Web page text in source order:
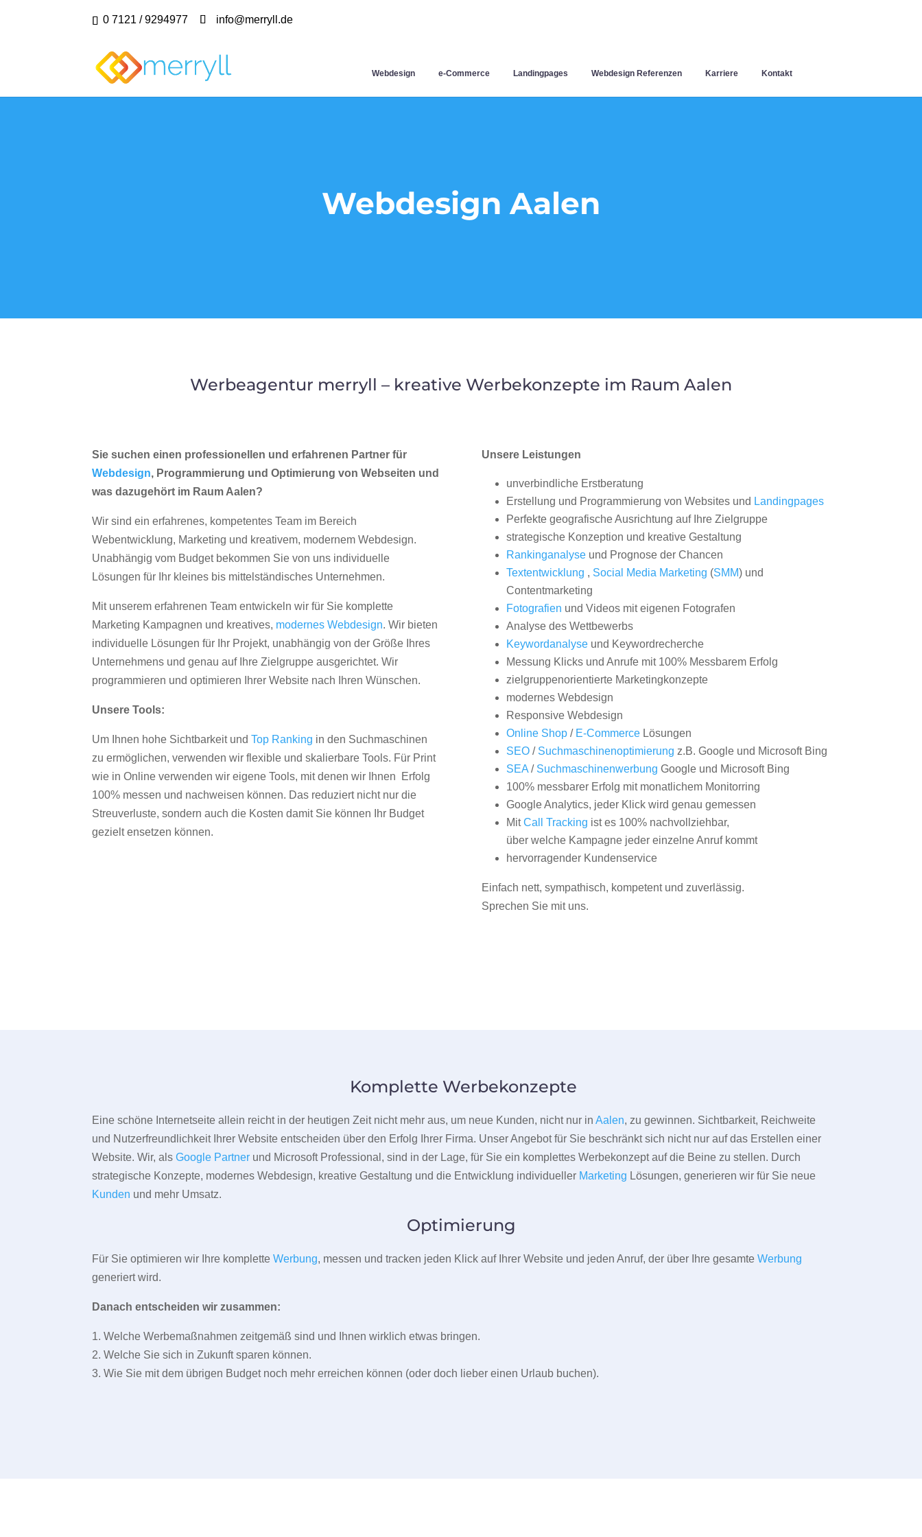
0 7121 / 9294977 info@merryll.de
Webdesign e-Commerce Landingpages Webdesign Referenzen Karriere Kontakt
Webdesign Aalen
Werbeagentur merryll – kreative Werbekonzepte im Raum Aalen
Sie suchen einen professionellen und erfahrenen Partner für
Webdesign, Programmierung und Optimierung von Webseiten und
was dazugehört im Raum Aalen?
Wir sind ein erfahrenes, kompetentes Team im Bereich
Webentwicklung, Marketing und kreativem, modernem Webdesign.
Unabhängig vom Budget bekommen Sie von uns individuelle
Lösungen für Ihr kleines bis mittelständisches Unternehmen.
Mit unserem erfahrenen Team entwickeln wir für Sie komplette
Marketing Kampagnen und kreatives, modernes Webdesign. Wir bieten
individuelle Lösungen für Ihr Projekt, unabhängig von der Größe Ihres
Unternehmens und genau auf Ihre Zielgruppe ausgerichtet. Wir
programmieren und optimieren Ihrer Website nach Ihren Wünschen.
Unsere Tools:
Um Ihnen hohe Sichtbarkeit undTop Ranking in den Suchmaschinen
zu ermöglichen, verwenden wir flexible und skalierbare Tools. Für Print
wie in Online verwenden wir eigene Tools, mit denen wir Ihnen Erfolg
100% messen und nachweisen können. Das reduziert nicht nur die
Streuverluste, sondern auch die Kosten damit Sie können Ihr Budget
gezielt ensetzen können.
Unsere Leistungen
unverbindliche Erstberatung
Erstellung und Programmierung von Websites und Landingpages
Perfekte geografische Ausrichtung auf Ihre Zielgruppe
strategische Konzeption und kreative Gestaltung
Rankinganalyseund Prognose der Chancen
Textentwicklung , Social Media Marketing (SMM) und
Contentmarketing
Fotografien und Videos mit eigenen Fotografen
Analyse des Wettbewerbs
Keywordanalyseund Keywordrecherche
Messung Klicks und Anrufe mit 100% Messbarem Erfolg
zielgruppenorientierte Marketingkonzepte
modernes Webdesign
Responsive Webdesign
Online Shop/ E-CommerceLösungen
SEO/ Suchmaschinenoptimierung z.B. Google und Microsoft Bing
SEA/ Suchmaschinenwerbung Google und Microsoft Bing
100% messbarer Erfolg mit monatlichem Monitorring
Google Analytics, jeder Klick wird genau gemessen
MitCall Tracking ist es 100% nachvollziehbar,
über welche Kampagne jeder einzelne Anruf kommt
hervorragender Kundenservice
Einfach nett, sympathisch, kompetent und zuverlässig.
Sprechen Sie mit uns.
Komplette Werbekonzepte
Eine schöne Internetseite allein reicht in der heutigen Zeit nicht mehr aus, um neue Kunden, nicht nur inAalen, zu gewinnen. Sichtbarkeit, Reichweite
und Nutzerfreundlichkeit Ihrer Website entscheiden über den Erfolg Ihrer Firma. Unser Angebot für Sie beschränkt sich nicht nur auf das Erstellen einer
Website. Wir, alsGoogle Partner und Microsoft Professional, sind in der Lage, für Sie ein komplettes Werbekonzept auf die Beine zu stellen. Durch
strategische Konzepte, modernes Webdesign, kreative Gestaltung und die Entwicklung individueller Marketing Lösungen, generieren wir für Sie neue
Kunden und mehr Umsatz.
Optimierung
Für Sie optimieren wir Ihre kompletteWerbung, messen und tracken jeden Klick auf Ihrer Website und jeden Anruf, der über Ihre gesamteWerbung
generiert wird.
Danach entscheiden wir zusammen:
1. Welche Werbemaßnahmen zeitgemäß sind und Ihnen wirklich etwas bringen.
2. Welche Sie sich in Zukunft sparen können.
3. Wie Sie mit dem übrigen Budget noch mehr erreichen können (oder doch lieber einen Urlaub buchen).